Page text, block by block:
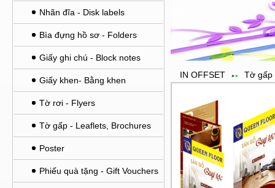
Nhãn đĩa - Disk labels
Bìa đựng hồ sơ - Folders
Giấy ghi chú - Block notes
Giấy khen- Bằng khen
Tờ rơi - Flyers
Tờ gấp - Leaflets, Brochures
Poster
Phiếu quà tặng - Gift Vouchers
IN OFFSET Tờ gấp